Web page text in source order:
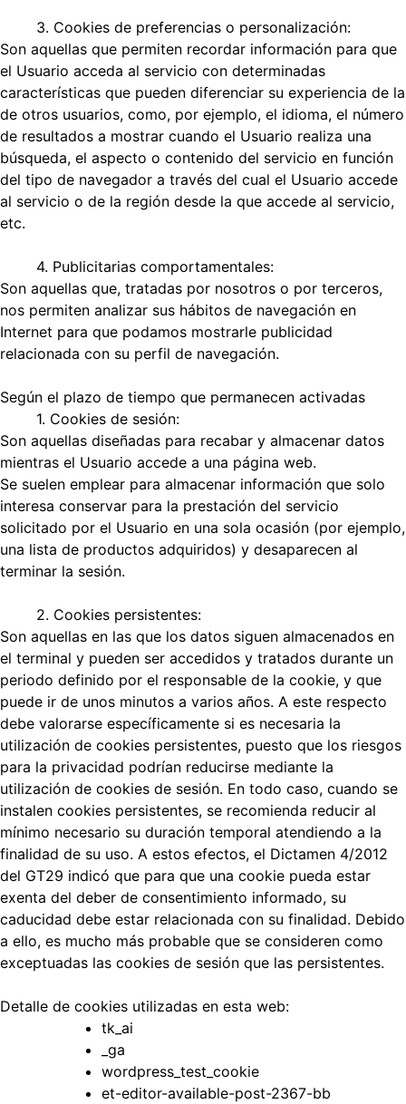
3. Cookies de preferencias o personalización:
Son aquellas que permiten recordar información para que
el Usuario acceda al servicio con determinadas
características que pueden diferenciar su experiencia de la
de otros usuarios, como, por ejemplo, el idioma, el número
de resultados a mostrar cuando el Usuario realiza una
búsqueda, el aspecto o contenido del servicio en función
del tipo de navegador a través del cual el Usuario accede
al servicio o de la región desde la que accede al servicio,
etc.
4. Publicitarias comportamentales:
Son aquellas que, tratadas por nosotros o por terceros,
nos permiten analizar sus hábitos de navegación en
Internet para que podamos mostrarle publicidad
relacionada con su perfil de navegación.
Según el plazo de tiempo que permanecen activadas
1. Cookies de sesión:
Son aquellas diseñadas para recabar y almacenar datos
mientras el Usuario accede a una página web.
Se suelen emplear para almacenar información que solo
interesa conservar para la prestación del servicio
solicitado por el Usuario en una sola ocasión (por ejemplo,
una lista de productos adquiridos) y desaparecen al
terminar la sesión.
2. Cookies persistentes:
Son aquellas en las que los datos siguen almacenados en
el terminal y pueden ser accedidos y tratados durante un
periodo definido por el responsable de la cookie, y que
puede ir de unos minutos a varios años. A este respecto
debe valorarse específicamente si es necesaria la
utilización de cookies persistentes, puesto que los riesgos
para la privacidad podrían reducirse mediante la
utilización de cookies de sesión. En todo caso, cuando se
instalen cookies persistentes, se recomienda reducir al
mínimo necesario su duración temporal atendiendo a la
finalidad de su uso. A estos efectos, el Dictamen 4/2012
del GT29 indicó que para que una cookie pueda estar
exenta del deber de consentimiento informado, su
caducidad debe estar relacionada con su finalidad. Debido
a ello, es mucho más probable que se consideren como
exceptuadas las cookies de sesión que las persistentes.
Detalle de cookies utilizadas en esta web:
tk_ai
_ga
wordpress_test_cookie
et-editor-available-post-2367-bb